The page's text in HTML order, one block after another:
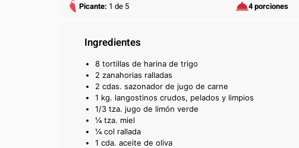
Picante: 1 de 5 4 porciones
Ingredientes
8 tortillas de harina de trigo
2 zanahorias ralladas
2 cdas. sazonador de jugo de carne
1 kg. langostinos crudos, pelados y limpios
1/3 tza. jugo de limón verde
¼ tza. miel
¼ col rallada
1 cda. aceite de oliva­­